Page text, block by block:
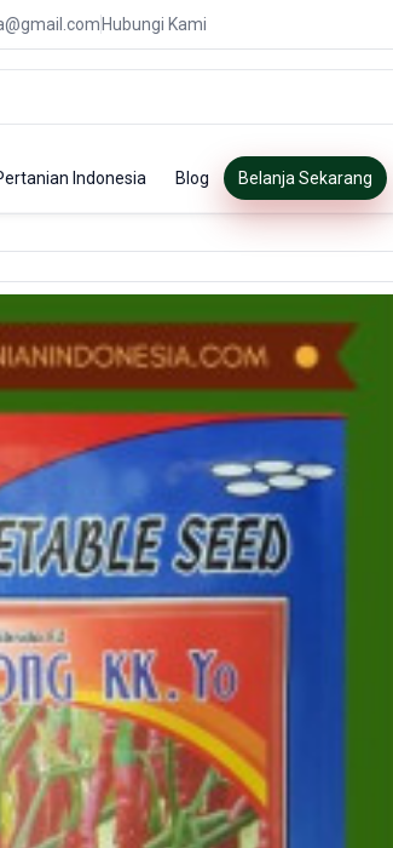
Hubungi Kami
Indonesia Blog Belanja Sekarang